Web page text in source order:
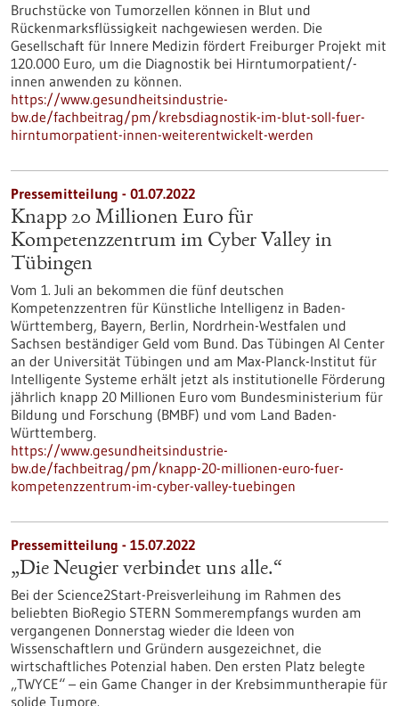
Bruchstücke von Tumorzellen können in Blut und
Rückenmarksflüssigkeit nachgewiesen werden. Die
Gesellschaft für Innere Medizin fördert Freiburger Projekt mit
120.000 Euro, um die Diagnostik bei Hirntumorpatient/-
innen anwenden zu können.
https://www.gesundheitsindustrie-
bw.de/fachbeitrag/pm/krebsdiagnostik-im-blut-soll-fuer-
hirntumorpatient-innen-weiterentwickelt-werden
Pressemitteilung - 01.07.2022
Knapp 20 Millionen Euro für
Kompetenzzentrum im Cyber Valley in
Tübingen
Vom 1. Juli an bekommen die fünf deutschen
Kompetenzzentren für Künstliche Intelligenz in Baden-
Württemberg, Bayern, Berlin, Nordrhein-Westfalen und
Sachsen beständiger Geld vom Bund. Das Tübingen AI Center
an der Universität Tübingen und am Max-Planck-Institut für
Intelligente Systeme erhält jetzt als institutionelle Förderung
jährlich knapp 20 Millionen Euro vom Bundesministerium für
Bildung und Forschung (BMBF) und vom Land Baden-
Württemberg.
https://www.gesundheitsindustrie-
bw.de/fachbeitrag/pm/knapp-20-millionen-euro-fuer-
kompetenzzentrum-im-cyber-valley-tuebingen
Pressemitteilung - 15.07.2022
„Die Neugier verbindet uns alle.“
Bei der Science2Start-Preisverleihung im Rahmen des
beliebten BioRegio STERN Sommerempfangs wurden am
vergangenen Donnerstag wieder die Ideen von
Wissenschaftlern und Gründern ausgezeichnet, die
wirtschaftliches Potenzial haben. Den ersten Platz belegte
„TWYCE“ – ein Game Changer in der Krebsimmuntherapie für
solide Tumore.